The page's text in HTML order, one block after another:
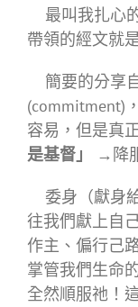
最叫我扎心
帶領的經文就
簡要的分享
(commitment)
容易，但是真
是基督」 → 降
委身（獻身
往我們獻上自
作主、偏行己
掌管我們生命
全然順服祂！